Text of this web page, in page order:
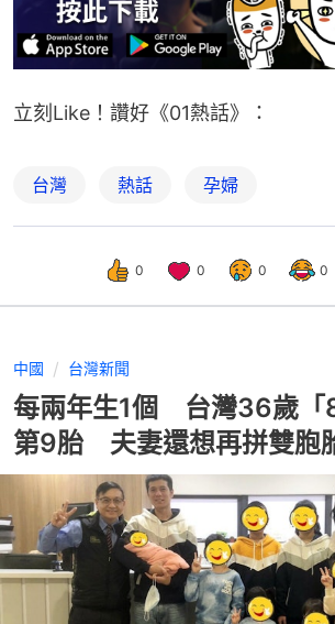
立刻Like！讚好《01熱話》：
台灣 熱話 孕婦
0 0 0 0
中國 台灣新聞
每兩年生1個 台灣36歲「
第9胎 夫妻還想再拼雙胞